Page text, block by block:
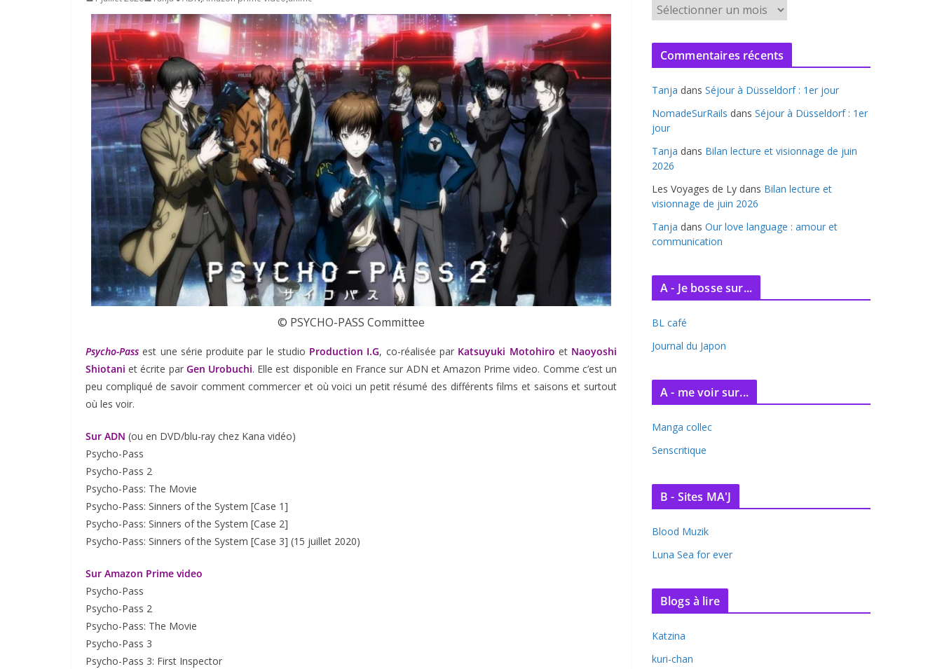
© PSYCHO-PASS Committee
Psycho-Pass est une série produite par le studio Production I.G, co-réalisée par Katsuyuki Motohiro et Naoyoshi
Shiotani et écrite par Gen Urobuchi. Elle est disponible en France sur ADN et Amazon Prime video. Comme c’est un
peu compliqué de savoir comment commercer et où voici un petit résumé des différents films et saisons et surtout
où les voir.
Sur ADN (ou en DVD/blu-ray chez Kana vidéo)
Psycho-Pass
Psycho-Pass 2
Psycho-Pass: The Movie
Psycho-Pass: Sinners of the System [Case 1]
Psycho-Pass: Sinners of the System [Case 2]
Psycho-Pass: Sinners of the System [Case 3] (15 juillet 2020)
Sur Amazon Prime video
Psycho-Pass
Psycho-Pass 2
Psycho-Pass: The Movie
Psycho-Pass 3
Psycho-Pass 3: First Inspector
r
c
v
e
s
Commentaires récents
Tanja dans Séjour à Düsseldorf : 1er jour
NomadeSurRails dans Séjour à Düsseldorf : 1er
jour
Tanja dans Bilan lecture et visionnage de juin
2026
Les Voyages de Ly dans Bilan lecture et
visionnage de juin 2026
Tanja dans Our love language : amour et
communication
A - Je bosse sur...
BL café
Journal du Japon
A - me voir sur...
Manga collec
Senscritique
B - Sites MA'J
Blood Muzik
Luna Sea for ever
Blogs à lire
Katzina
kuri-chan